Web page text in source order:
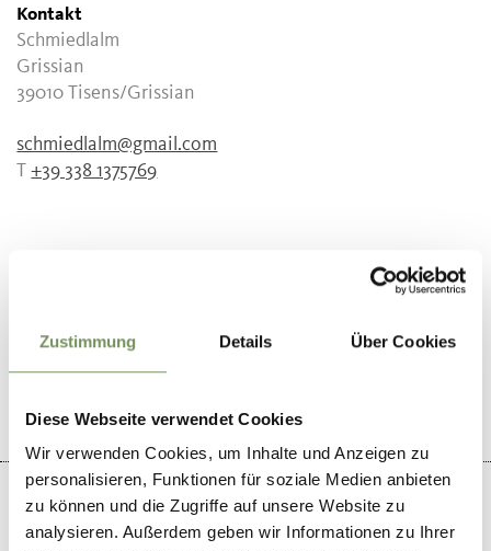
Zustimmung Details Über Cookies
Diese Webseite verwendet Cookies
Wir verwenden Cookies, um Inhalte und Anzeigen zu
personalisieren, Funktionen für soziale Medien anbieten
zu können und die Zugriffe auf unsere Website zu
analysieren. Außerdem geben wir Informationen zu Ihrer
Kontakt
Schmiedlalm
Grissian
39010 Tisens/Grissian
schmiedlalm@gmail.com
T+39 338 1375769